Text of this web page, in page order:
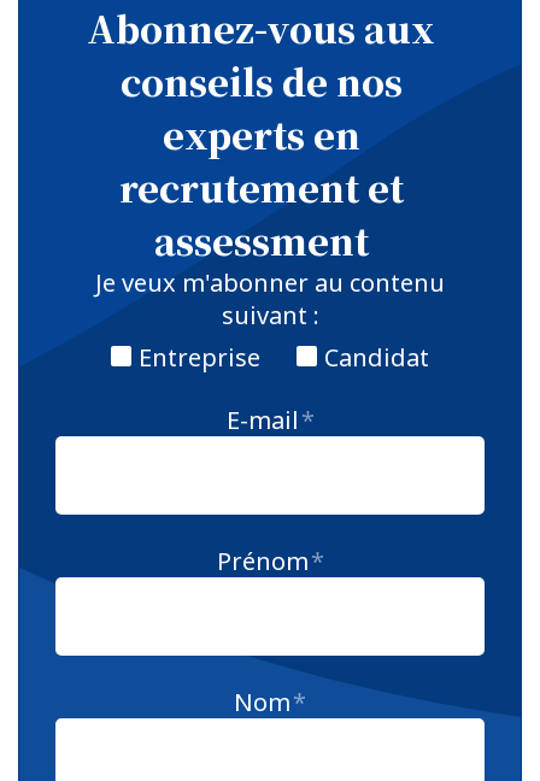
Abonnez-vous aux
conseils de nos
experts en
recrutement et
assessment
Je veux m'abonner au contenu
suivant :
Entreprise
Candidat
E-mail*
Prénom*
Nom*